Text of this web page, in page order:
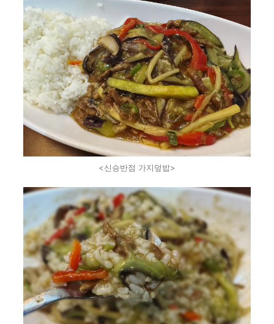
<신승반점 가지덮밥>